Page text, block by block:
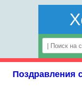
Поздравления